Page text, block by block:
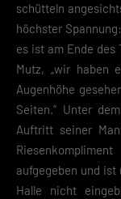
schütteln
höchster
es ist am Ende des
Mutz, „wir haben
Augenhöhe
Seiten.“ Unter
Auftritt seiner
aufgegeben und ist
Halle nicht